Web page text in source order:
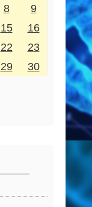
8
9
15
16
22
23
29 30